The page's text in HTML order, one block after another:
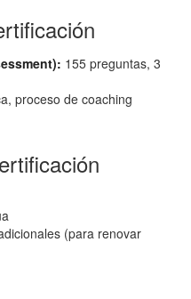
155 preguntas, 3
proceso de coaching
(para renovar